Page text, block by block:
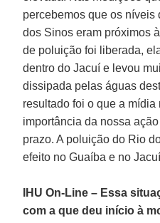
percebemos que os
dos Sinos eram próximos
de poluição foi liberada,
dentro do Jacuí e levou
dissipada pelas águas
resultado foi o que a mídia
importância da nossa
prazo. A poluição do Rio
efeito no Guaíba e no
IHU On-Line – Essa
com a que deu início à